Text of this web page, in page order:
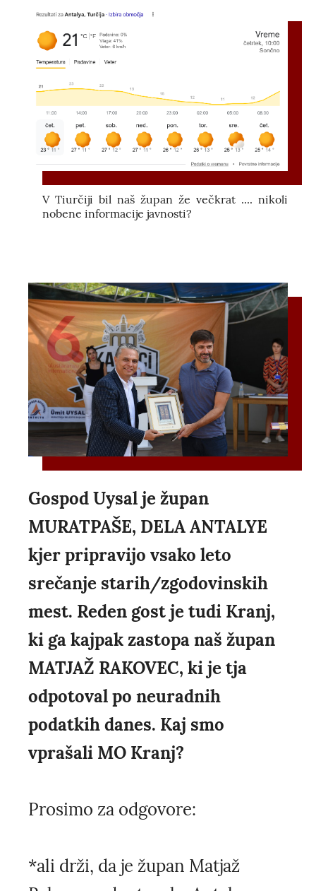
V Tiurčiji bil naš župan že večkrat .... nikoli
nobene informacije javnosti?
Gospod Uysal je župan
MURATPAŠE, DELA ANTALYE
kjer pripravijo vsako leto
srečanje starih/zgodovinskih
mest. Reden gost je tudi Kranj,
ki ga kajpak zastopa naš župan
MATJAŽ RAKOVEC, ki je tja
odpotoval po neuradnih
podatkih danes. Kaj smo
vprašali MO Kranj?
Prosimo za odgovore:
*ali drži, da je župan Matjaž